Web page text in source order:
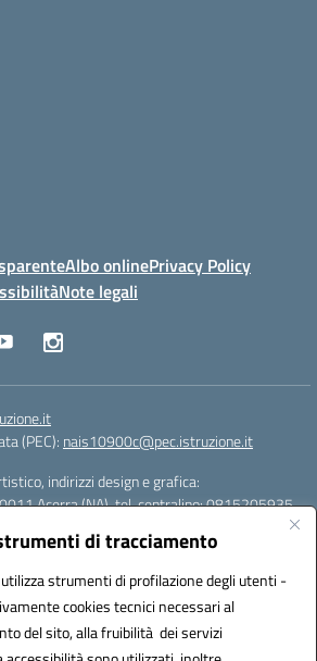
di tracciamento
strumenti di profilazione degli utenti -
cookies tecnici necessari al
del sito, alla fruibilità dei servizi
Albo onlinePrivacy Policy
Note legali
(PEC): nais10900c@pec.istruzione.it
indirizzi design e grafica:
Acerra (NA), tel. centralino: 0815205935
Acerra (NA), tel/fax: 0818850905
musicale:
(NA), tel: 08119660921
| PEC: nais10900c@pec.istruzione.it |
| Codice Univoco ufficio: UFOYYV |